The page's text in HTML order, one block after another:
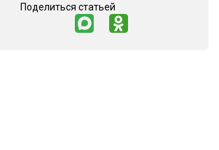
Поделиться статьей